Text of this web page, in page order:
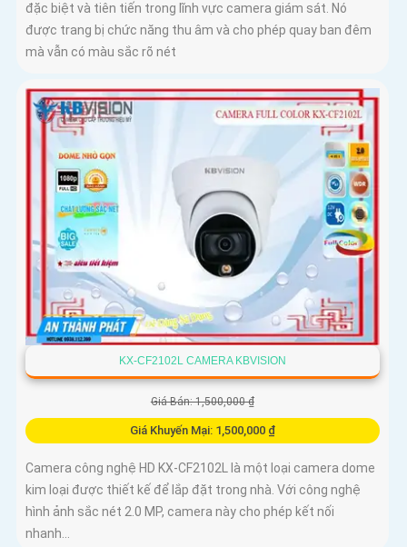
đặc biệt và tiên tiến trong lĩnh vực camera giám sát. Nó
được trang bị chức năng thu âm và cho phép quay ban đêm
mà vẫn có màu sắc rõ nét
KX-CF2102L CAMERA KBVISION
Giá Bán: 1,500,000 ₫
Giá Khuyến Mại: 1,500,000 ₫
Camera công nghệ HD KX-CF2102L là một loại camera dome
kim loại được thiết kế để lắp đặt trong nhà. Với công nghệ
hình ảnh sắc nét 2.0 MP, camera này cho phép kết nối
nhanh...